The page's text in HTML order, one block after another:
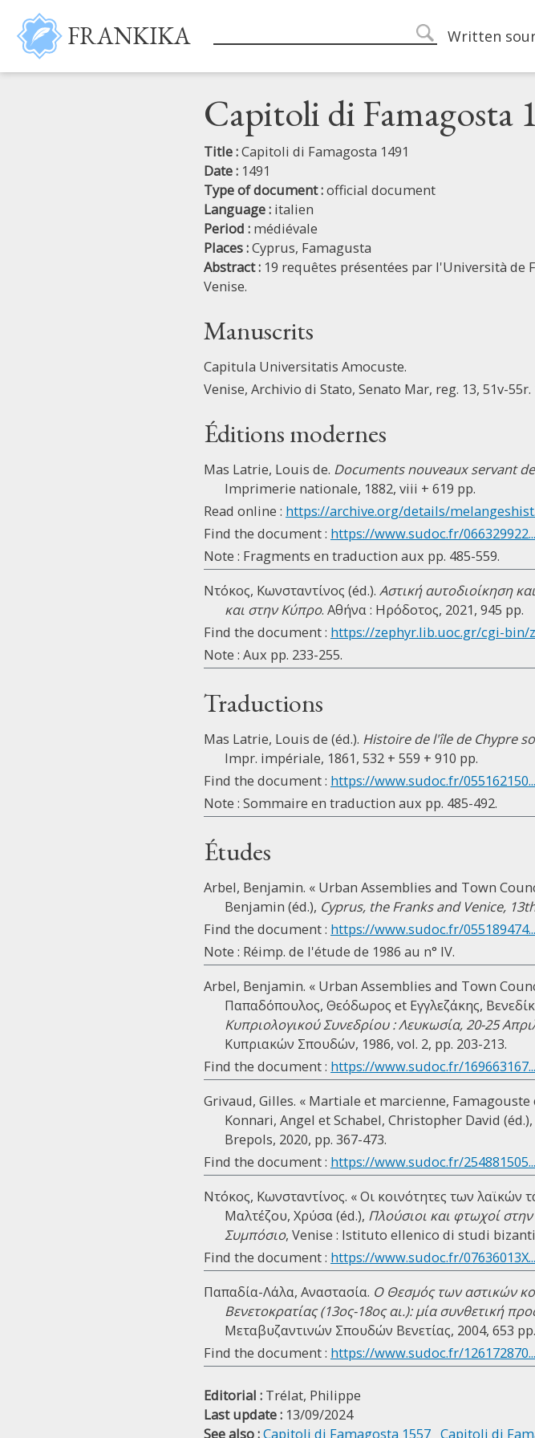
Skip to main content
FRANKIKA search
Main
Written
Capitoli di Famagosta
Title :Capitoli di Famagosta 1491
Date : 1491
Type of document :official document
Language : italien
Period : médiévale
Places :Cyprus, Famagusta
Abstract : 19 requêtes présentées par l'Università de
Venise.
Manuscrits
Capitula Universitatis Amocuste.
Venise, Archivio di Stato, Senato Mar, reg. 13, 51v-55r.
Éditions modernes
Mas Latrie, Louis de. Documents nouveaux servant
Imprimerie nationale, 1882, viii + 619 pp.
Read online : https://archive.org/details/
Find the document : https://www.sudoc.fr/066329922...
Note : Fragments en traduction aux pp. 485-559.
Ντόκος, Κωνσταντίνος (éd.). Αστική αυτοδιοίκηση
και στην Κύπρο. Αθήνα : Ηρόδοτος, 2021, 945 pp.
Find the document : https://zephyr.lib.uoc.gr/cgi-bin/
Note : Aux pp. 233-255.
Traductions
Mas Latrie, Louis de (éd.). Histoire de l'île de Chypre
Impr. impériale, 1861, 532 + 559 + 910 pp.
Find the document : https://www.sudoc.fr/055162150...
Note : Sommaire en traduction aux pp. 485-492.
Études
Arbel, Benjamin. « Urban Assemblies and Town
Benjamin (éd.), Cyprus, the Franks and Venice,
Find the document : https://www.sudoc.fr/055189474...
Note : Réimp. de l'étude de 1986 au n° IV.
Arbel, Benjamin. « Urban Assemblies and Town
Παπαδόπουλος, Θεόδωρος et Εγγλεζάκης,
Κυπριολογικού Συνεδρίου : Λευκωσία, 20-25
Κυπριακών Σπουδών, 1986, vol. 2, pp. 203-213.
Find the document : https://www.sudoc.fr/169663167...
Grivaud, Gilles. « Martiale et marcienne,
Konnari, Angel et Schabel, Christopher David (éd.),
Brepols, 2020, pp. 367-473.
Find the document : https://www.sudoc.fr/254881505...
Ντόκος, Κωνσταντίνος. « Οι κοινότητες των λαϊκών
Μαλτέζου, Χρύσα (éd.), Πλούσιοι και φτωχοί
Συμπόσιο, Venise : Istituto ellenico di studi
Find the document : https://www.sudoc.fr/07636013X...
Παπαδία-Λάλα, Αναστασία. Ο Θεσμός των αστικών
Βενετοκρατίας (13ος-18ος αι.): μία συνθετική
Μεταβυζαντινών Σπουδών Βενετίας, 2004, 653 pp.
Find the document : https://www.sudoc.fr/126172870...
Editorial : Trélat, Philippe
Last update : 13/09/2024
See also :Capitoli di Famagosta 1557 Capitoli di